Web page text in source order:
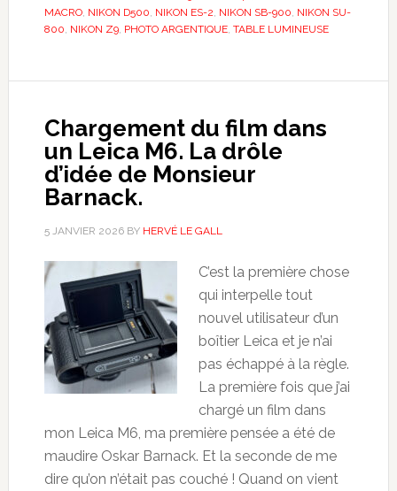
MACRO, NIKON D500 NIKON ES-2 NIKON SB-900 NIKON SU-
800 NIKON Z9, PHOTO ARGENTIQUE, TABLE LUMINEUSE
Chargement du film dans
un Leica M6. La drôle
d’idée de Monsieur
Barnack.
5 JANVIER 2026BY HERVÉ LE GALL
C’est la première chose
qui interpelle tout
nouvel utilisateur d’un
boîtier Leica et je n’ai
pas échappé à la règle.
La première fois que j’ai
chargé un film dans
mon Leica M6, ma première pensée a été de
maudire Oskar Barnack. Et la seconde de me
dire qu’on n’était pas couché ! Quand on vient